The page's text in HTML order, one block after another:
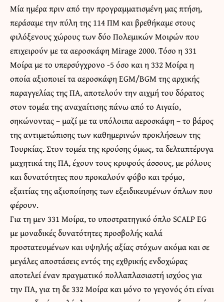
Μία ημέρα πριν από την προγραμματισμένη μας πτήση,
περάσαμε την πύλη της 114 ΠΜ και βρεθήκαμε στους
φιλόξενους χώρους των δύο Πολεμικών Μοιρών που
επιχειρούν με τα αεροσκάφη Mirage 2000. Τόσο η 331
Μοίρα με το υπερσύγχρονο -5 όσο και η 332 Μοίρα η
οποία αξιοποιεί τα αεροσκάφη EGM/BGM της αρχικής
παραγγελίας της ΠΑ, αποτελούν την αιχμή του δόρατος
στον τομέα της αναχαίτισης πάνω από το Αιγαίο,
σηκώνοντας – μαζί με τα υπόλοιπα αεροσκάφη – το βάρος
της αντιμετώπισης των καθημερινών προκλήσεων της
Τουρκίας. Στον τομέα της κρούσης όμως, τα δελταπτέρυγα
μαχητικά της ΠΑ, έχουν τους κρυφούς άσσους, με ρόλους
και δυνατότητες που προκαλούν φόβο και τρόμο,
εξαιτίας της αξιοποίησης των εξειδικευμένων όπλων που
φέρουν.
Για τη μεν 331 Μοίρα, το υποστρατηγικό όπλο SCALP EG
με μοναδικές δυνατότητες προσβολής καλά
προστατευμένων και υψηλής αξίας στόχων ακόμα και σε
μεγάλες αποστάσεις εντός της εχθρικής ενδοχώρας
αποτελεί έναν πραγματικό πολλαπλασιαστή ισχύος για
την ΠΑ, για τη δε 332 Μοίρα και μόνο το γεγονός ότι είναι